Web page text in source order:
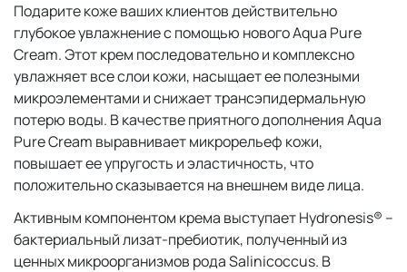
Подарите коже ваших клиентов действительно
глубокое увлажнение с помощью нового Aqua Pure
Cream. Этот крем последовательно и комплексно
увлажняет все слои кожи, насыщает ее полезными
микроэлементами и снижает трансэпидермальную
потерю воды. В качестве приятного дополнения Aqua
Pure Cream выравнивает микрорельеф кожи,
повышает ее упругость и эластичность, что
положительно сказывается на внешнем виде лица.
Активным компонентом крема выступает Hydronesis® –
бактериальный лизат-пребиотик, полученный из
ценных микроорганизмов рода Salinicoccus. В